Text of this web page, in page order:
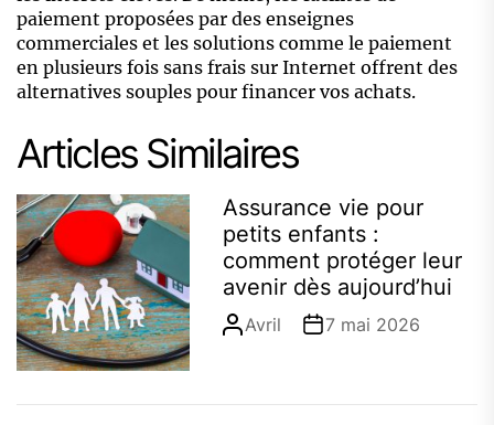
paiement proposées par des enseignes
commerciales et les solutions comme le paiement
en plusieurs fois sans frais sur Internet offrent des
alternatives souples pour financer vos achats.
Articles Similaires
Assurance vie pour
petits enfants :
comment protéger leur
avenir dès aujourd’hui
Avril 7 mai 2026